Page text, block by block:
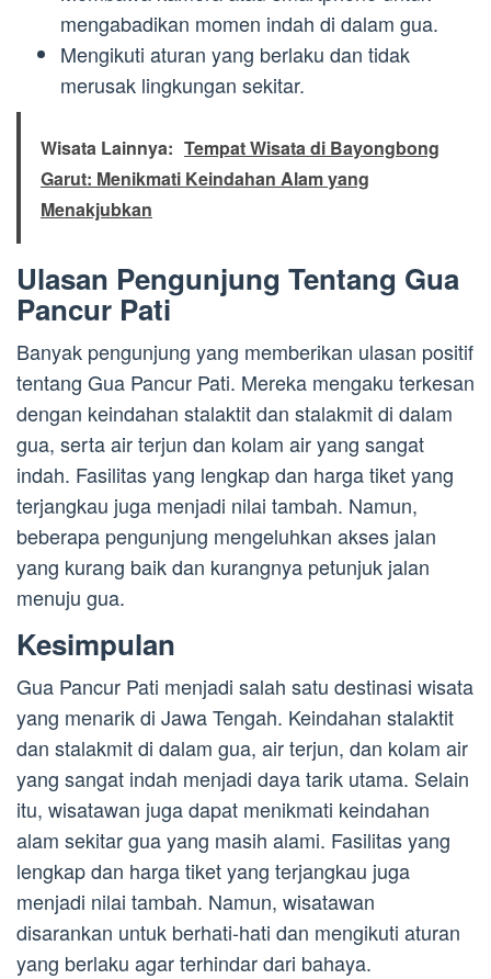
mengabadikan momen indah di dalam gua.
Mengikuti aturan yang berlaku dan tidak
merusak lingkungan sekitar.
Wisata Lainnya: Tempat Wisata di Bayongbong
Garut: Menikmati Keindahan Alam yang
Menakjubkan
Ulasan Pengunjung Tentang Gua
Pancur Pati
Banyak pengunjung yang memberikan ulasan positif
tentang Gua Pancur Pati. Mereka mengaku terkesan
dengan keindahan stalaktit dan stalakmit di dalam
gua, serta air terjun dan kolam air yang sangat
indah. Fasilitas yang lengkap dan harga tiket yang
terjangkau juga menjadi nilai tambah. Namun,
beberapa pengunjung mengeluhkan akses jalan
yang kurang baik dan kurangnya petunjuk jalan
menuju gua.
Kesimpulan
Gua Pancur Pati menjadi salah satu destinasi wisata
yang menarik di Jawa Tengah. Keindahan stalaktit
dan stalakmit di dalam gua, air terjun, dan kolam air
yang sangat indah menjadi daya tarik utama. Selain
itu, wisatawan juga dapat menikmati keindahan
alam sekitar gua yang masih alami. Fasilitas yang
lengkap dan harga tiket yang terjangkau juga
menjadi nilai tambah. Namun, wisatawan
disarankan untuk berhati-hati dan mengikuti aturan
yang berlaku agar terhindar dari bahaya.